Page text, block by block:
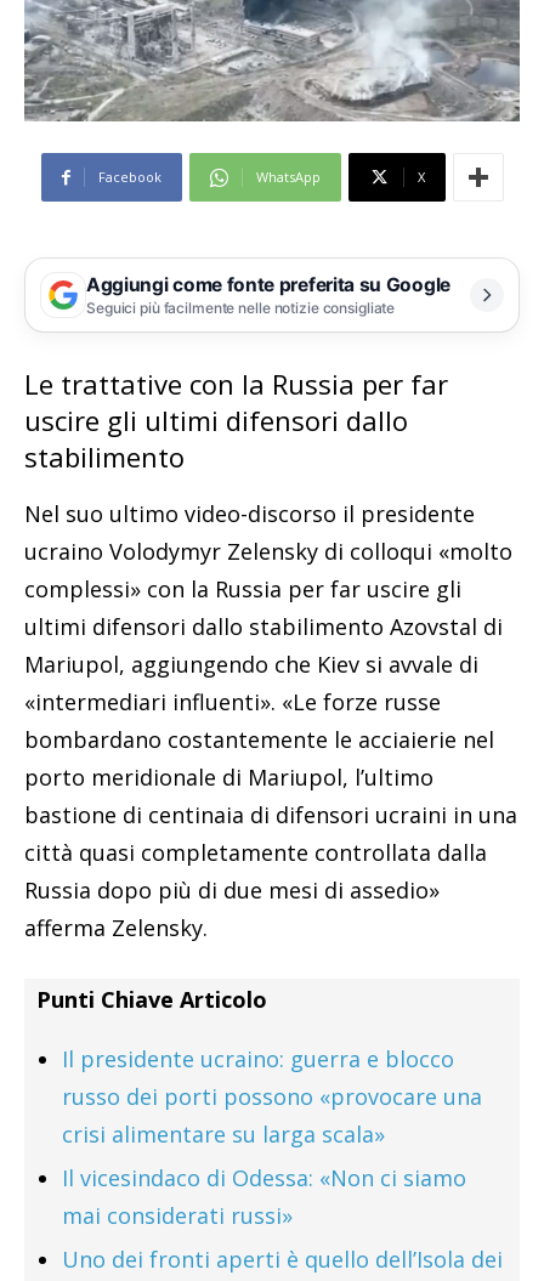
Facebook WhatsApp X
Aggiungi come fonte preferita su Google
Seguici più facilmente nelle notizie consigliate
Le trattative con la Russia per far
uscire gli ultimi difensori dallo
stabilimento
Nel suo ultimo video-discorso il presidente
ucraino Volodymyr Zelensky di colloqui «molto
complessi» con la Russia per far uscire gli
ultimi difensori dallo stabilimento Azovstal di
Mariupol, aggiungendo che Kiev si avvale di
«intermediari influenti». «Le forze russe
bombardano costantemente le acciaierie nel
porto meridionale di Mariupol, l’ultimo
bastione di centinaia di difensori ucraini in una
città quasi completamente controllata dalla
Russia dopo più di due mesi di assedio»
afferma Zelensky.
Punti Chiave Articolo
Il presidente ucraino: guerra e blocco
russo dei porti possono «provocare una
crisi alimentare su larga scala»
Il vicesindaco di Odessa: «Non ci siamo
mai considerati russi»
Uno dei fronti aperti è quello dell’Isola dei